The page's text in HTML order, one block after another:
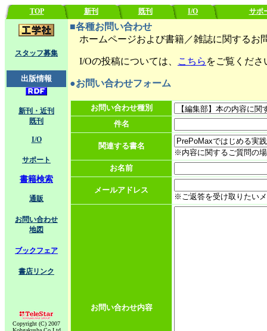
TOP 新刊 既刊 I/O サポ
スタッフ募集
出版情報
新刊・近刊
既刊
I/O
サポート
書籍検索
通販
お問い合わせ
地図
ブックフェア
書店リンク
Copyright (C) 2007
■各種お問い合わせ
ホームページおよび書籍／雑誌に関するお
I/Oの投稿については、 こちら をご覧くださ
●お問い合わせフォーム
お問い合わせ種別
件名
関連する書名
※内容に関するご質問の
お名前
メールアドレス
※ご返答を受け取りたい
お問い合わせ内容